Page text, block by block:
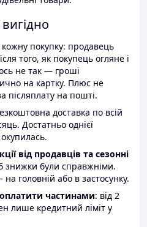
покупку: продавець
того, як покупець огляне і
не так — гроші
на картку. Плюс не
післяплату на пошті.
доставка по всій
Достатньо однієї
від продавців та сезонні
були справжніми.
головній або в застосунку.
оплатити частинами: від 2
лише кредитний ліміт у